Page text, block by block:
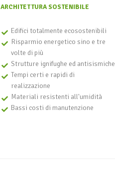
ARCHITETTURA SOSTENIBILE
Edifici totalmente ecosostenibili
Risparmio energetico sino e tre
volte di più
Strutture ignifughe ed antisismiche
Tempi certi e rapidi di
realizzazione
Materiali resistenti all'umidità
Bassi costi di manutenzione